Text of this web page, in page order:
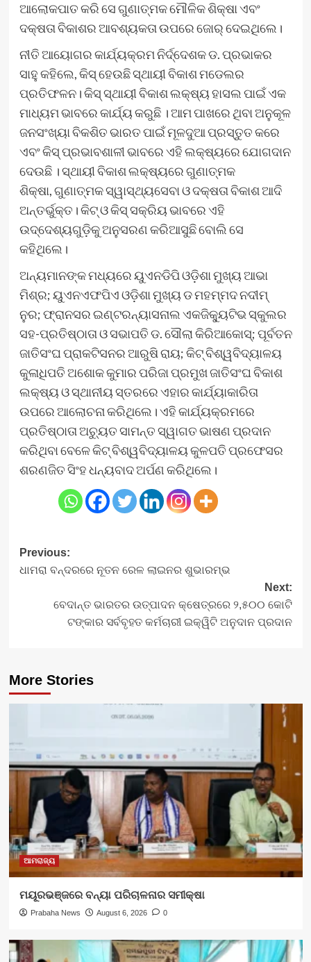
ଆଲୋକପାତ କରି ସେ ଗୁଣାତ୍ମକ ମୌଳିକ ଶିକ୍ଷା ଏବଂ
ଦକ୍ଷତା ବିକାଶର ଆବଶ୍ୟକତା ଉପରେ ଜୋର୍‍ ଦେଇଥିଲେ।
ନୀତି ଆୟୋଗର କାର୍ଯ୍ୟକ୍ରମ ନିର୍ଦ୍ଦେଶକ ଡ. ପ୍ରଭାକର
ସାହୁ କହିଲେ, କିସ୍‍ ହେଉଛି ସ୍ଥାୟୀ ବିକାଶ ମଡେଲର
ପ୍ରତିଫଳନ। କିସ୍‍ ସ୍ଥାୟୀ ବିକାଶ ଲକ୍ଷ୍ୟ ହାସଲ ପାଇଁ ଏକ
ମାଧ୍ୟମ ଭାବରେ କାର୍ଯ୍ୟ କରୁଛି । ଆମ ପାଖରେ ଥିବା ଅନୁକୂଳ
ଜନସଂଖ୍ୟା ବିକଶିତ ଭାରତ ପାଇଁ ମୂଳଦୁଆ ପ୍ରସ୍ତୁତ କରେ
ଏବଂ କିସ୍‍ ପ୍ରଭାବଶାଳୀ ଭାବରେ ଏହି ଲକ୍ଷ୍ୟରେ ଯୋଗଦାନ
ଦେଉଛି । ସ୍ଥାୟୀ ବିକାଶ ଲକ୍ଷ୍ୟରେ ଗୁଣାତ୍ମକ
ଶିକ୍ଷା, ଗୁଣାତ୍ମକ ସ୍ୱାସ୍ଥ୍ୟସେବା ଓ ଦକ୍ଷତା ବିକାଶ ଆଦି
ଅନ୍ତର୍ଭୁକ୍ତ। କିଟ୍‍ ଓ କିସ୍‍ ସକ୍ରିୟ ଭାବରେ ଏହି
ଉଦ୍ଦେଶ୍ୟଗୁଡ଼ିକୁ ଅନୁସରଣ କରିଆସୁଛି ବୋଲି ସେ
କହିଥିଲେ।
ଅନ୍ୟମାନଙ୍କ ମଧ୍ୟରେ ୟୁଏନଡିପି ଓଡ଼ିଶା ମୁଖ୍ୟ ଆଭା
ମିଶ୍ର; ୟୁଏନଏଫପିଏ ଓଡ଼ିଶା ମୁଖ୍ୟ ଡ ମହମ୍ମଦ ନଦୀମ୍
ନୁର; ଫ୍ରାନସର ଇଣ୍ଟରନ୍ୟାସନାଲ ଏକଜିକ୍ୟୁଟିଭ ସ୍କୁଲର
ସହ-ପ୍ରତିଷ୍ଠାତା ଓ ସଭାପତି ଡ. ସୌଲା କିରିଆକୋସ୍‌; ପୂର୍ବତନ
ଜାତିସଂଘ ପ୍ରାକଟିସନର ଆରୁଷି ରାୟ; କିଟ୍‍ ବିଶ୍ୱବିଦ୍ୟାଳୟ
କୁଳାଧିପତି ଅଶୋକ କୁମାର ପରିଜା ପ୍ରମୁଖ ଜାତିସଂଘ ବିକାଶ
ଲକ୍ଷ୍ୟ ଓ ସ୍ଥାନୀୟ ସ୍ତରରେ ଏହାର କାର୍ଯ୍ୟାକାରିତା
ଉପରେ ଆଲୋଚନା କରିଥିଲେ। ଏହି କାର୍ଯ୍ୟକ୍ରମରେ
ପ୍ରତିଷ୍ଠାତା ଅଚ୍ୟୁତ ସାମନ୍ତ ସ୍ୱାଗତ ଭାଷଣ ପ୍ରଦାନ
କରିଥିବା ବେଳେ କିଟ୍‍ ବିଶ୍ୱବିଦ୍ୟାଳୟ କୁଳପତି ପ୍ରଫେସର
ଶରଣଜିତ ସିଂହ ଧନ୍ୟବାଦ ଅର୍ପଣ କରିଥିଲେ।
Post
navigation
Previous:
ଧାମରା ବନ୍ଦରରେ ନୂତନ ରେଳ ଲାଇନର ଶୁଭାରମ୍ଭ
Next:
ବେଦାନ୍ତ ଭାରତର ଉତ୍ପାଦନ କ୍ଷେତ୍ରରେ ୨,୫୦୦ କୋଟି
ଟଙ୍କାର ସର୍ବବୃହତ କର୍ମଚାରୀ ଇକ୍ୱିଟି ଅନୁଦାନ ପ୍ରଦାନ
More Stories
ଆମରାଜ୍ୟ
ମୟୂରଭଞ୍ଜରେ ବନ୍ୟା ପରିଚାଳନାର ସମୀକ୍ଷା
Prabaha News August 6, 2026 0